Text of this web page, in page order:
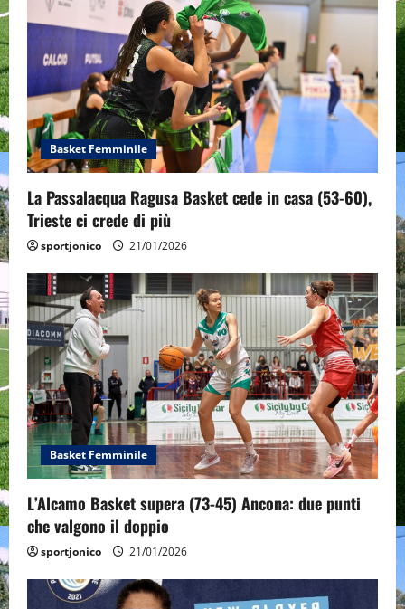
a
t
i
o
n
Basket Femminile
La Passalacqua Ragusa Basket cede in casa (53-60),
Trieste ci crede di più
sportjonico 21/01/2026
Basket Femminile
L’Alcamo Basket supera (73-45) Ancona: due punti
che valgono il doppio
sportjonico 21/01/2026